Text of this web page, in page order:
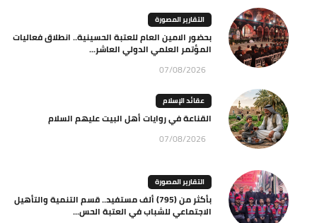
التقارير المصورة
بحضور الامين العام للعتبة الحسينية.. انطلاق فعاليات
المؤتمر العلمي الدولي العاشر...
07/08/2026
عقائد الإسلام
القناعة في روايات أهل البيت عليهم السلام
07/08/2026
التقارير المصورة
بأكثر من (795) ألف مستفيد.. قسم التنمية والتأهيل
الاجتماعي للشباب في العتبة الحس...